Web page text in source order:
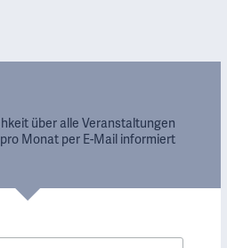
über alle Veranstaltungen
Monat per E-Mail informiert